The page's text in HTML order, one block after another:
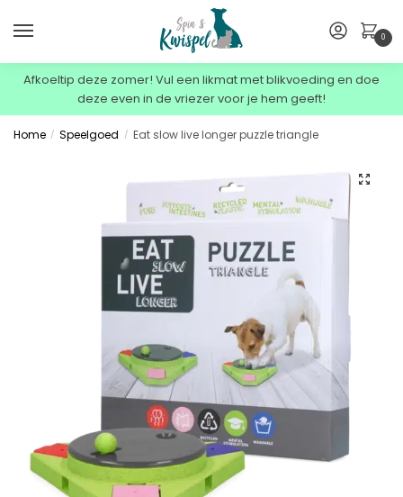
0
Afkoeltip deze zomer! Vul een likmat met blikvoeding en doe
deze even in de vriezer voor je hem geeft!
Home / Speelgoed / Eat slow live longer puzzle triangle